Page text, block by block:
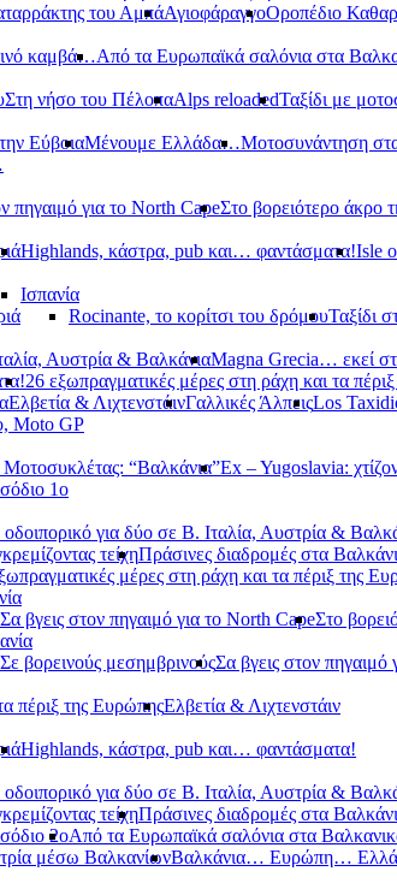
του ΑμπάΑγιοφάραγγοΟροπέδιο
καμβά…Από τα Ευρωπαϊκά σαλόνια στα
Στη νήσο του ΠέλοπαAlps reloadedΤαξίδι με
ΕύβοιαΜένουμε Ελλάδα…Μοτοσυνάντηση
πηγαιμό για το North CapeΣτο βορειότερο άκρο
Highlands, κάστρα, pub και… φαντάσματα!Isle
Ισπανία
Rocinante, το κορίτσι του δρόμουΤαξίδι
Αυστρία & ΒαλκάνιαMagna Grecia… εκεί
26 εξωπραγματικές μέρες στη ράχη και τα
Ελβετία & ΛιχτενστάινΓαλλικές ΆλπειςLos
Moto GP
“Βαλκάνια”Ex – Yugoslavia:
1ο
για δύο σε Β. Ιταλία, Αυστρία &
τείχηΠράσινες διαδρομές στα
μέρες στη ράχη και τα πέριξ της
Σα βγεις στον πηγαιμό για το North CapeΣτο
Σε βορεινούς μεσημβρινούςΣα βγεις στον πηγαιμό
πέριξ της ΕυρώπηςΕλβετία & Λιχτενστάιν
Highlands, κάστρα, pub και… φαντάσματα!
για δύο σε Β. Ιταλία, Αυστρία &
τείχηΠράσινες διαδρομές στα
2οΑπό τα Ευρωπαϊκά σαλόνια στα
μέσω ΒαλκανίωνΒαλκάνια… Ευρώπη…